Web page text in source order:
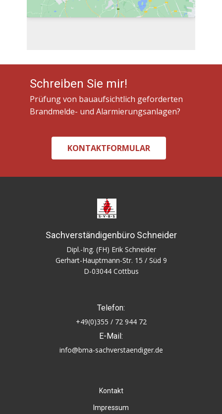
Schreiben Sie mir!
Prüfung von bauaufsichtlich geforderten
Brandmelde- und Alarmierungsanlagen?
KONTAKTFORMULAR
Sachverständigenbüro Schneider
Dipl.-Ing. (FH) Erik Schneider
Gerhart-Hauptmann-Str. 15 / Süd 9
D-03044 Cottbus
Telefon:
+49(0)355 / 72 944 72
E-Mail:
info@bma-sachverstaendiger.de
Kontakt
Impressum